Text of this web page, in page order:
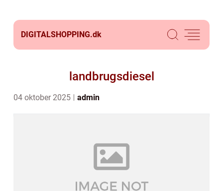
DIGITALSHOPPING.dk
landbrugsdiesel
04 oktober 2025 admin